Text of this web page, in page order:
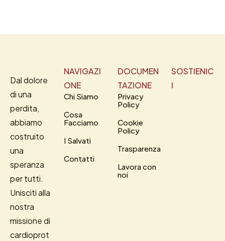
Dal dolore
di una
perdita,
abbiamo
costruito
una
speranza
per tutti.
Unisciti alla
nostra
missione di
cardioprot
NAVIGAZI
ONE
Chi Siamo
Cosa
Facciamo
I Salvati
Contatti
DOCUMEN
TAZIONE
Privacy
Policy
Cookie
Policy
Trasparenza
Lavora con
noi
SOSTIENIC
I